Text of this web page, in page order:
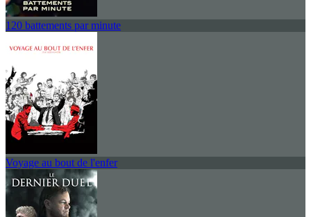
120 battements par minute
Voyage au bout de l'enfer